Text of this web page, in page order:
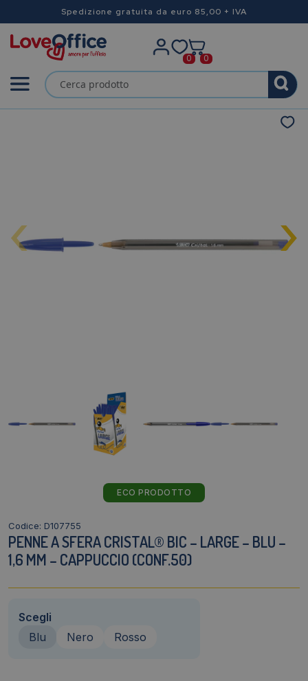
Spedizione gratuita da euro 85,00 + IVA
0 0
‹ ›
ECO PRODOTTO
Codice: D107755
PENNE A SFERA CRISTAL® BIC – LARGE – BLU –
1,6 MM – CAPPUCCIO (CONF.50)
Scegli
Blu
Nero Rosso